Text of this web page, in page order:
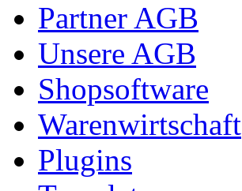
Partner AGB
Unsere AGB
Shopsoftware
Warenwirtschaft
Plugins